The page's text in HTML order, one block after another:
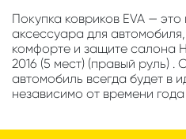
Покупка ковриков EVA —
аксессуара для
комфорте и защите салона
2016 (5 мест) (правый руль)
автомобиль всегда будет в
независимо от времени